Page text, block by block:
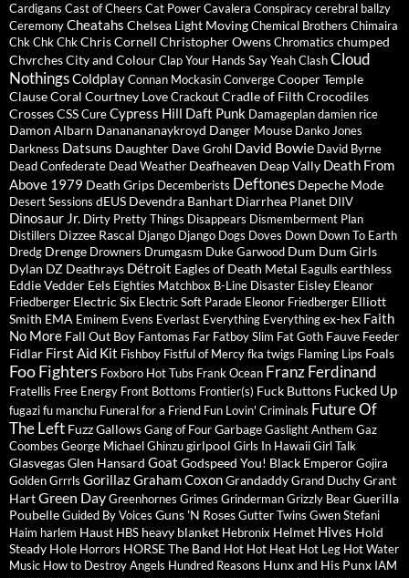
Cardigans Cast of Cheers Cat PowerCavalera Conspiracycerebral ballzy
CeremonyCheatahs Chelsea Light MovingChemical Brothers Chimaira
Chk Chk ChkChris Cornell Christopher OwensChromatics chumped
ChvrchesCity and ColourClap Your Hands Say YeahClashCloud
NothingsColdplayConnan MockasinConvergeCooper Temple
ClauseCoral Courtney LoveCrackoutCradle of Filth Crocodiles
CrossesCSSCureCypress Hill Daft Punk Damageplandamien rice
Damon Albarn Dananananaykroyd Danger Mouse Danko Jones
Darkness Datsuns Daughter Dave Grohl David Bowie David Byrne
Dead Confederate Dead Weather Deafheaven Deap Vally Death From
Above 1979 Death Grips Decemberists Deftones Depeche Mode
Desert Sessions dEUS Devendra Banhart Diarrhea Planet DIIV
Dinosaur Jr. Dirty Pretty Things Disappears Dismemberment Plan
Distillers Dizzee Rascal Django Django Dogs Doves Down Down To Earth
Dredg Drenge Drowners Drumgasm Duke Garwood Dum Dum Girls
Dylan DZ Deathrays Détroit Eagles of Death Metal Eagulls earthless
Eddie Vedder Eels Eighties Matchbox B-Line Disaster Eisley Eleanor
Friedberger Electric Six Electric Soft Parade Eleonor Friedberger Elliott
Smith EMA Eminem Evens Everlast Everything Everythingex-hex Faith
No More Fall Out Boy Fantomas Far Fatboy Slim Fat Goth Fauve Feeder
Fidlar First Aid Kit Fishboy Fistful of Mercyfka twigs Flaming Lips Foals
Foo Fighters Foxboro Hot Tubs Frank Ocean Franz Ferdinand
Fratellis Free Energy Front Bottoms Frontier(s) Fuck Buttons Fucked Up
fugazifu manchu Funeral for a Friend Fun Lovin' Criminals Future Of
The Left FuzzGallowsGang of FourGarbageGaslight Anthem Gaz
Coombes George MichaelGhinzugirlpool Girls In HawaiiGirl Talk
GlasvegasGlen Hansard Goat Godspeed You! Black EmperorGojira
Golden Grrrls GorillazGraham CoxonGrandaddyGrand DuchyGrant
HartGreen DayGreenhornes Grimes GrindermanGrizzly BearGuerilla
PoubelleGuided By Voices Guns 'N RosesGutter Twins Gwen Stefani
Haim harlem Haust HBS heavy blanket Hebronix Helmet Hives Hold
Steady Hole Horrors HORSE The Band Hot Hot Heat Hot Leg Hot Water
Music How to Destroy Angels Hundred Reasons Hunx and His Punx IAM